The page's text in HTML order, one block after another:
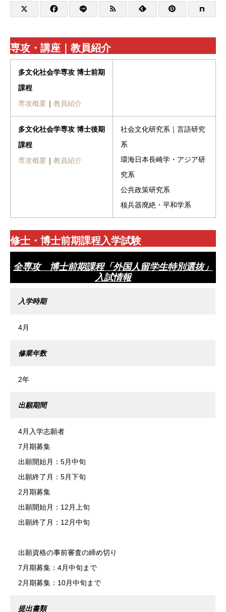
専攻・講座｜教員紹介
多文化社会学専攻 博士前期
課程
専攻概要 ｜ 教員紹介
多文化社会学専攻 博士後期
課程
専攻概要 ｜ 教員紹介
社会文化研究系｜言語研究
系
環海日本長崎学・アジア研
究系
公共政策研究系
核兵器廃絶・平和学系
修士・博士前期課程入学試験
全専攻 博士前期課程「外国人留学生特別選抜」
入試情報
入学時期
4月
修業年数
2年
出願期間
4月入学志願者
7月期募集
出願開始月：5月中旬
出願終了月：5月下旬
2月期募集
出願開始月：12月上旬
出願終了月：12月中旬
出願資格の事前審査の締め切り
7月期募集：4月中旬まで
2月期募集：10月中旬まで
提出書類